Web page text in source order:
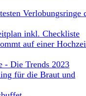
Verlobungsringe
inkl. Checkliste
auf einer
- Die Trends 2023
für die Braut und